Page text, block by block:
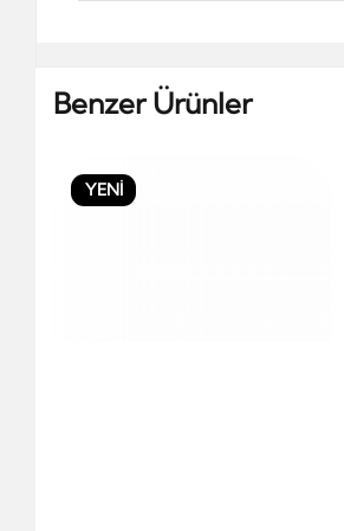
Benzer Ürünler
YENİ